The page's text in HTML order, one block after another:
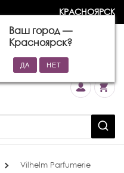
КРАСНОЯРСК
Ваш город —
Красноярск?
(бесплатно)
Vilhelm Parfumerie